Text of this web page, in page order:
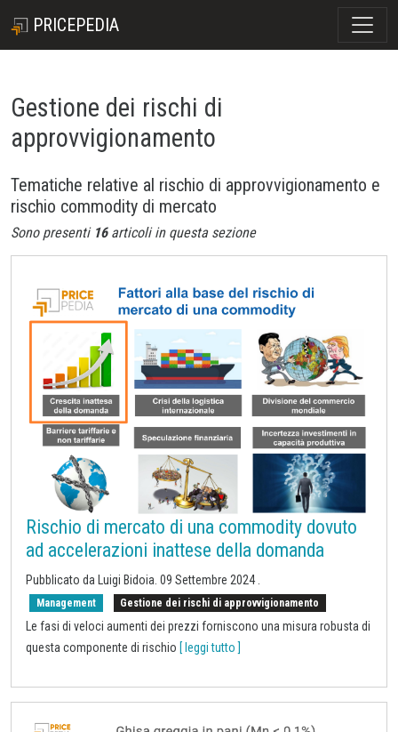
PRICEPEDIA
Gestione dei rischi di
approvvigionamento
Tematiche relative al rischio di approvvigionamento e
rischio commodity di mercato
Sono presenti 16articoli in questa sezione
Rischio di mercato di una commodity dovuto
ad accelerazioni inattese della domanda
Pubblicato da Luigi Bidoia. 09 Settembre 2024
Management Gestione dei rischi di approvvigionamento
Le fasi di veloci aumenti dei prezzi forniscono una misura robusta di
questa componente di rischio [ leggi tutto ]